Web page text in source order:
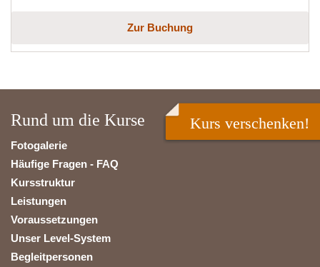
Zur Buchung
Rund um die Kurse
Fotogalerie
Häufige Fragen - FAQ
Kursstruktur
Leistungen
Voraussetzungen
Unser Level-System
Begleitpersonen
Kurs verschenken!